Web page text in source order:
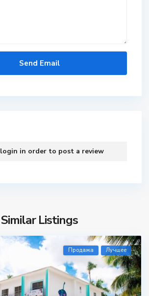
login in order to post a review
Similar Listings
Продажа Лучшее